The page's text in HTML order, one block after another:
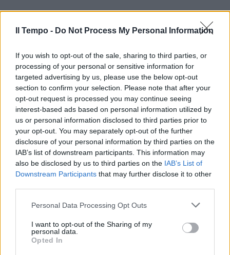
Il Tempo - Do Not Process My Personal Information
If you wish to opt-out of the sale, sharing to third parties, or
processing of your personal or sensitive information for
targeted advertising by us, please use the below opt-out
section to confirm your selection. Please note that after your
opt-out request is processed you may continue seeing
interest-based ads based on personal information utilized by
us or personal information disclosed to third parties prior to
your opt-out. You may separately opt-out of the further
disclosure of your personal information by third parties on the
IAB’s list of downstream participants. This information may
also be disclosed by us to third parties on the IAB’s List of
Downstream Participants that may further disclose it to other
Personal Data Processing Opt Outs
I want to opt-out of the Sharing of my
personal data.
Opted In